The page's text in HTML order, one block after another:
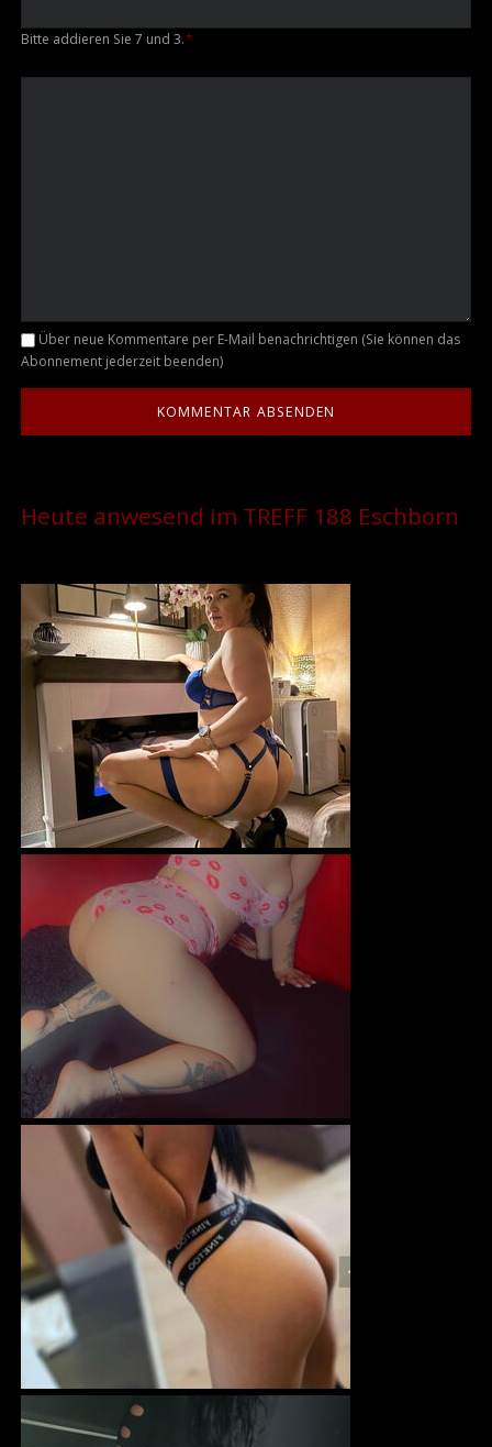
Bitte addieren Sie 7 und 3.*
Kommentar
Über neue Kommentare per E-Mail benachrichtigen (Sie können das
Abonnement jederzeit beenden)
Heute anwesend im TREFF 188 Eschborn